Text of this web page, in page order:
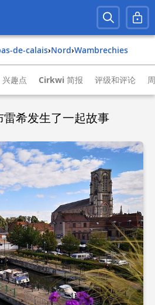
de-calais› nord› wambrechies
兴趣点 Cirkwi 简报 评级和评论
雷希发生了一起故事